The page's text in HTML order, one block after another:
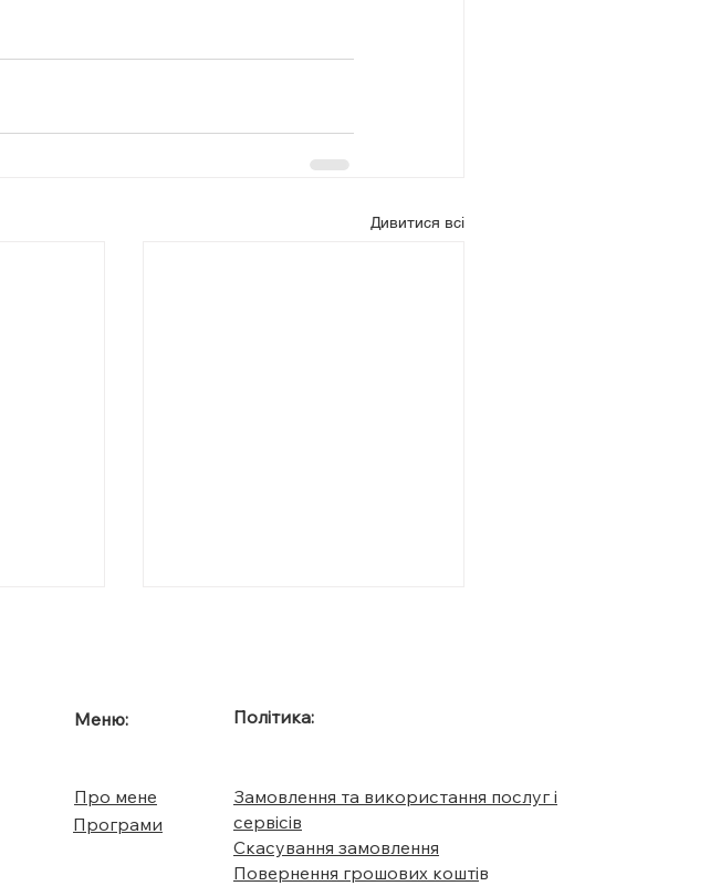
Дивитися всі
Які аналізи треба здати,
якщо ви не можете
знизити масу тіла?
Меню: Політика:
Про мене
Програми
Замовлення та використання послуг і
сервісів
Скасування замовлення
Повернення грошових коштів